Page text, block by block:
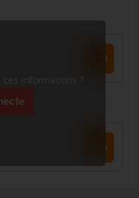
ces informations ?